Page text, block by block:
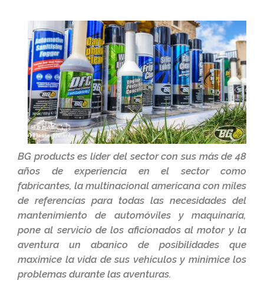
BG productses líder del sector con sus más de 48
años de experiencia en el sector como
fabricantes, la multinacional americana con miles
de referencias para todas las necesidades del
mantenimiento de automóviles y maquinaria,
pone al servicio de los aficionados al motor y la
aventura un abanico de posibilidades que
maximice la vida de sus vehículos y minimice los
problemas durante las aventuras.